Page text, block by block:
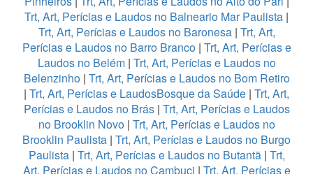
Trt, Art, Perícias e Laudos no Balneario Mar Paulista |
Trt, Art, Perícias e Laudos no Baronesa| Trt, Art,
Perícias e Laudos no Barro Branco| Trt, Art, Perícias e
Laudos no Belém| Trt, Art, Perícias e Laudos no
Belenzinho| Trt, Art, Perícias e Laudos no Bom Retiro
| Trt, Art, Perícias e LaudosBosque da Saúde | Trt, Art,
Perícias e Laudos no Brás| Trt, Art, Perícias e Laudos
no Brooklin Novo| Trt, Art, Perícias e Laudos no
Brooklin Paulista | Trt, Art, Perícias e Laudos no Burgo
Paulista| Trt, Art, Perícias e Laudos no Butantã| Trt,
Art, Perícias e Laudos no Cambuci | Trt, Art, Perícias e